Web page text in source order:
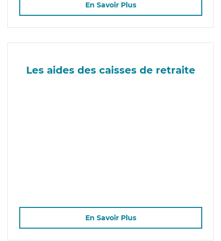
En Savoir Plus
Les aides des caisses de retraite
En Savoir Plus